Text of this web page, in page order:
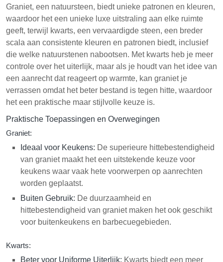
Graniet, een natuursteen, biedt unieke patronen en kleuren,
waardoor het een unieke luxe uitstraling aan elke ruimte
geeft, terwijl kwarts, een vervaardigde steen, een breder
scala aan consistente kleuren en patronen biedt, inclusief
die welke natuurstenen nabootsen. Met kwarts heb je meer
controle over het uiterlijk, maar als je houdt van het idee van
een aanrecht dat reageert op warmte, kan graniet je
verrassen omdat het beter bestand is tegen hitte, waardoor
het een praktische maar stijlvolle keuze is.
Praktische Toepassingen en Overwegingen
Graniet:
Ideaal voor Keukens: De superieure hittebestendigheid
van graniet maakt het een uitstekende keuze voor
keukens waar vaak hete voorwerpen op aanrechten
worden geplaatst.
Buiten Gebruik: De duurzaamheid en
hittebestendigheid van graniet maken het ook geschikt
voor buitenkeukens en barbecuegebieden.
Kwarts:
Beter voor Uniforme Uiterlijk: Kwarts biedt een meer